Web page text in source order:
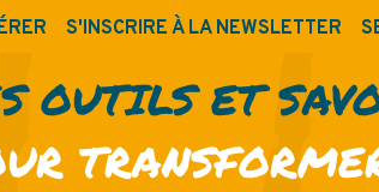
S'INSCRIRE À LA NEWSLETTER
OUTILS ET